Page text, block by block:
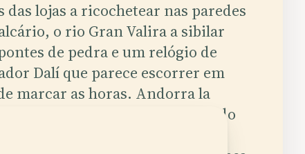
das lojas a ricochetear nas paredes
o rio Gran Valira a sibilar
de pedra e um relógio de
Dalí que parece escorrer em
marcar as horas. Andorra la
capital do minúsculo principado